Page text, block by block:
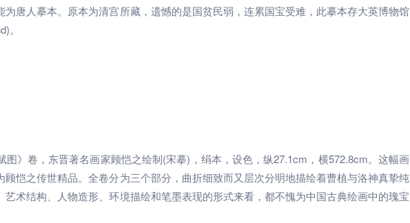
唐人摹本。原本为清宫所藏，遗憾的是国贫民弱，连累国宝受难，此摹本存大英博物馆
。
图》卷，东晋著名画家顾恺之绘制(宋摹)，绢本，设色，纵27.1cm，横572.8cm。这幅画
恺之传世精品。全卷分为三个部分，曲折细致而又层次分明地描绘着曹植与洛神真挚纯
术结构、人物造形、环境描绘和笔墨表现的形式来看，都不愧为中国古典绘画中的瑰宝